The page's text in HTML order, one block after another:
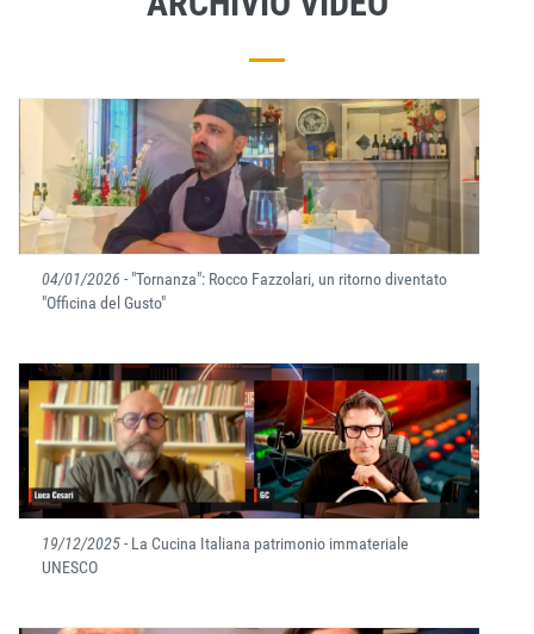
04/01/2026 - "Tornanza": Rocco Fazzolari, un ritorno diventato
"Officina del Gusto"
19/12/2025- La Cucina Italiana patrimonio immateriale
UNESCO